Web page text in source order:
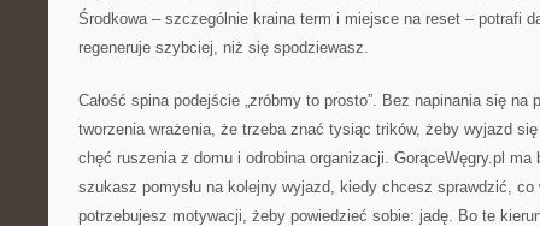
Środkowa – szczególnie kraina term i miejsce na reset – potrafi
regeneruje szybciej, niż się spodziewasz.
Całość spina podejście „zróbmy to prosto”. Bez napinania się na
tworzenia wrażenia, że trzeba znać tysiąc trików, żeby wyjazd
chęć ruszenia z domu i odrobina organizacji. GorąceWęgry.pl
szukasz pomysłu na kolejny wyjazd, kiedy chcesz sprawdzić,
potrzebujesz motywacji, żeby powiedzieć sobie: jadę. Bo te